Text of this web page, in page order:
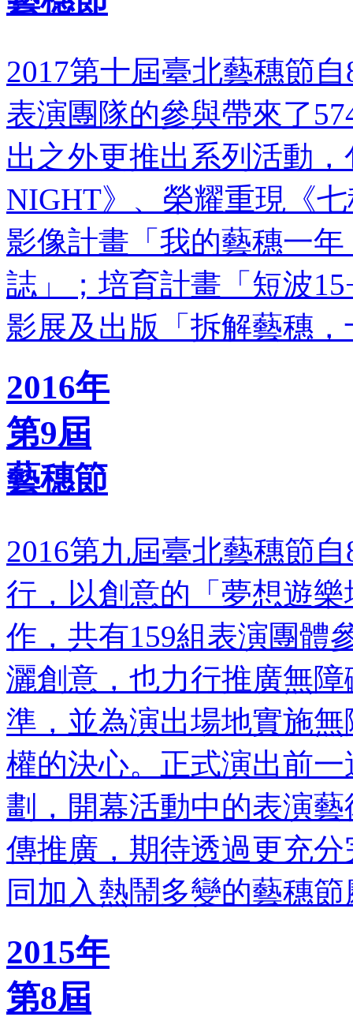
2017第十屆臺北藝穗節
表演團隊的參與帶來了
出之外更推出系列活動
NIGHT》、榮耀重現《
影像計畫「我的藝穗一
誌」；培育計畫「短波
影展及出版「拆解藝穗
2016年
第9屆
藝穗節
2016第九屆臺北藝穗節
行，以創意的「夢想遊
作，共有159組表演團體
灑創意，也力行推廣無
準，並為演出場地實施
權的決心。正式演出前
劃，開幕活動中的表演
傳推廣，期待透過更充
同加入熱鬧多變的藝穗節
2015年
第8屆